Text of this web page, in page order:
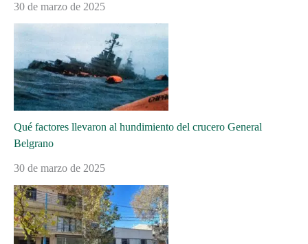
30 de marzo de 2025
Qué factores llevaron al hundimiento del crucero General
Belgrano
30 de marzo de 2025